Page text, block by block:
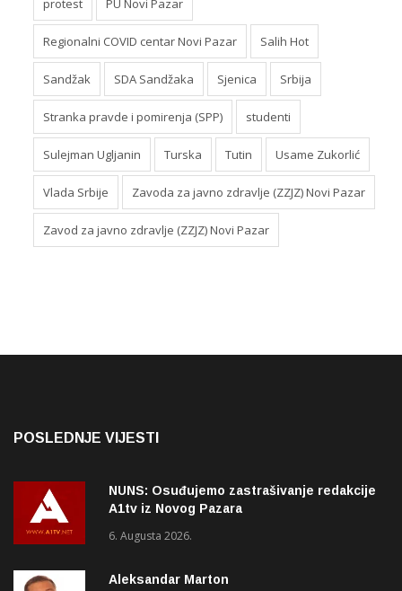
protest PU Novi Pazar
Regionalni COVID centar Novi Pazar Salih Hot
Sandžak SDA Sandžaka Sjenica Srbija
Stranka pravde i pomirenja (SPP) studenti
Sulejman Ugljanin Turska Tutin Usame Zukorlić
Vlada Srbije Zavoda za javno zdravlje (ZZJZ) Novi Pazar
Zavod za javno zdravlje (ZZJZ) Novi Pazar
POSLEDNJE VIJESTI
NUNS: Osuđujemo zastrašivanje redakcije
A1tv iz Novog Pazara
6. Augusta 2026.
Aleksandar Marton